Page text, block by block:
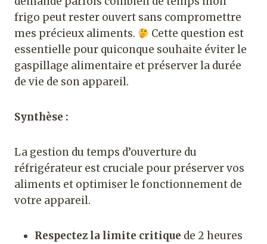
frigo peut rester ouvert sans compromettre
mes précieux aliments.
Cette question est
essentielle pour quiconque souhaite éviter le
gaspillage alimentaire et préserver la durée
de vie de son appareil.
Synthèse :
La gestion du temps d’ouverture du
réfrigérateur est cruciale pour préserver vos
aliments et optimiser le fonctionnement de
votre appareil.
Respectez la limite critique de 2 heures